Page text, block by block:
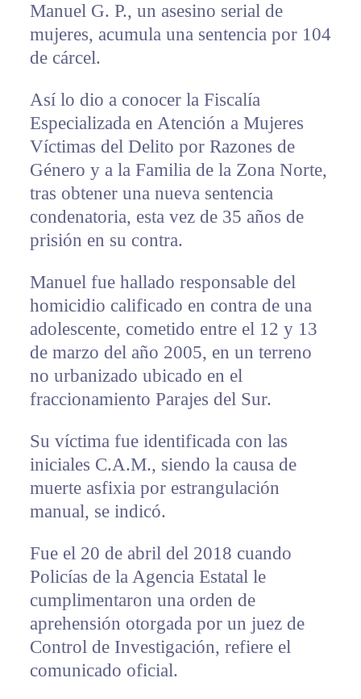
Manuel G. P., un asesino serial de
mujeres, acumula una sentencia por 104
de cárcel.
Así lo dio a conocer la Fiscalía
Especializada en Atención a Mujeres
Víctimas del Delito por Razones de
Género y a la Familia de la Zona Norte,
tras obtener una nueva sentencia
condenatoria, esta vez de 35 años de
prisión en su contra.
Manuel fue hallado responsable del
homicidio calificado en contra de una
adolescente, cometido entre el 12 y 13
de marzo del año 2005, en un terreno
no urbanizado ubicado en el
fraccionamiento Parajes del Sur.
Su víctima fue identificada con las
iniciales C.A.M., siendo la causa de
muerte asfixia por estrangulación
manual, se indicó.
Fue el 20 de abril del 2018 cuando
Policías de la Agencia Estatal le
cumplimentaron una orden de
aprehensión otorgada por un juez de
Control de Investigación, refiere el
comunicado oficial.